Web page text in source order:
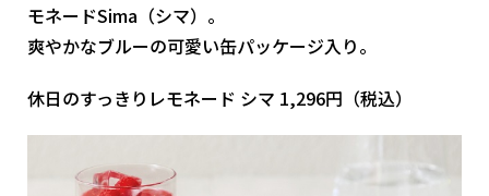
モネードSima（シマ）。
爽やかなブルーの可愛い缶パッケージ入り。
休日のすっきりレモネード シマ 1,296円（税込）